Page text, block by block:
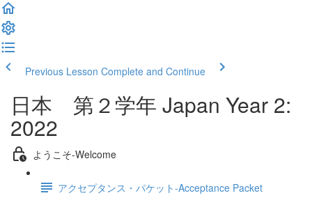
Previous Lesson Complete and Continue
日本 第２学年 Japan Year 2:
2022
ようこそ‐Welcome
アクセプタンス・パケット‐Acceptance Packet